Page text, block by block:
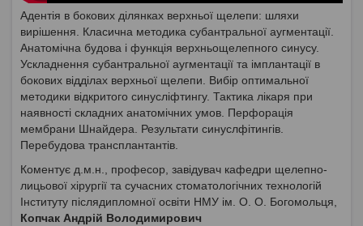
Адентія в бокових ділянках верхньої щелепи: шляхи
вирішення. Класична методика субантральної аугментації.
Анатомічна будова і функція верхньощелепного синусу.
Ускладнення субантральної аугментації та імплантації в
бокових відділах верхньої щелепи. Вибір оптимальної
методики відкритого синусліфтингу. Тактика лікаря при
наявності складних анатомічних умов. Перфорація
мембрани Шнайдера. Результати синуслфітингів.
Перебудова трансплантантів.
Коментує д.м.н., професор, завідувач кафедри щелепно-
лицьової хірургії та сучасних стоматологічних технологій
Інституту післядипломної освіти НМУ ім. О. О. Богомольця,
Копчак Андрій Володимирович